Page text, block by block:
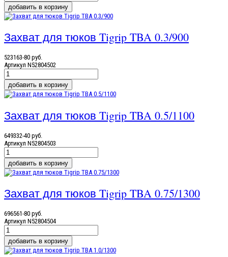
Захват для тюков Tigrip TBA 0.3/900
523163-80 руб.
Артикул N52804502
Захват для тюков Tigrip TBA 0.5/1100
649332-40 руб.
Артикул N52804503
Захват для тюков Tigrip TBA 0.75/1300
696561-80 руб.
Артикул N52804504